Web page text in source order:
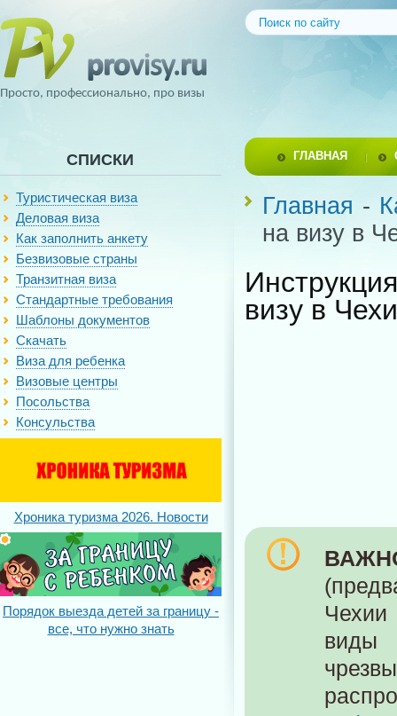
Просто, профессионально, про визы
СПИСКИ
Туристическая виза
Деловая виза
Как заполнить анкету
Безвизовые страны
Транзитная виза
Стандартные требования
Шаблоны документов
Скачать
Виза для ребенка
Визовые центры
Посольства
Консульства
Хроника туризма 2026. Новости
Порядок выезда детей за границу -
все, что нужно знать
ГЛАВНАЯ
Главная -
на визу в
визу в
Чехии
виды